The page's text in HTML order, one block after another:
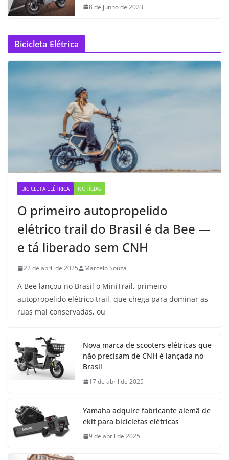
8 de junho de 2023
Bicicleta Elétrica
BICICLETA ELÉTRICA NOTÍCIAS
O primeiro autopropelido
elétrico trail do Brasil é da Bee —
e tá liberado sem CNH
22 de abril de 2025 Marcelo Souza
A Bee lançou no Brasil o MiniTrail, primeiro
autopropelido elétrico trail, que chega para dominar as
ruas mal conservadas, ou
Nova marca de scooters elétricas que
não precisam de CNH é lançada no
Brasil
17 de abril de 2025
Yamaha adquire fabricante alemã de
ekit para bicicletas elétricas
9 de abril de 2025